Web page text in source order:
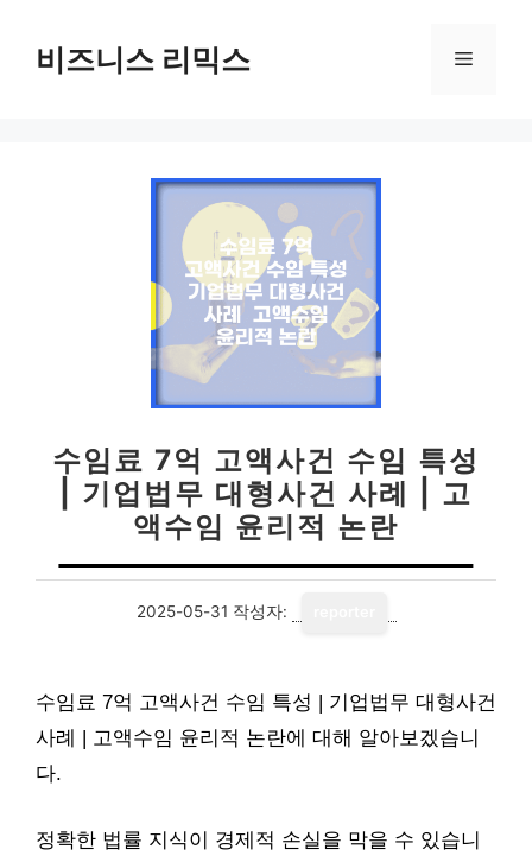
비즈니스 리믹스 메
수임료 7억 고액사건 수임 특성
| 기업법무 대형사건 사례 | 고
액수임 윤리적 논란
2025-05-31 작성자:
수임료 7억 고액사건 수임 특성 | 기업법무 대형사건
사례 | 고액수임 윤리적 논란에 대해 알아보겠습니
다.
정확한 법률 지식이 경제적 손실을 막을 수 있습니